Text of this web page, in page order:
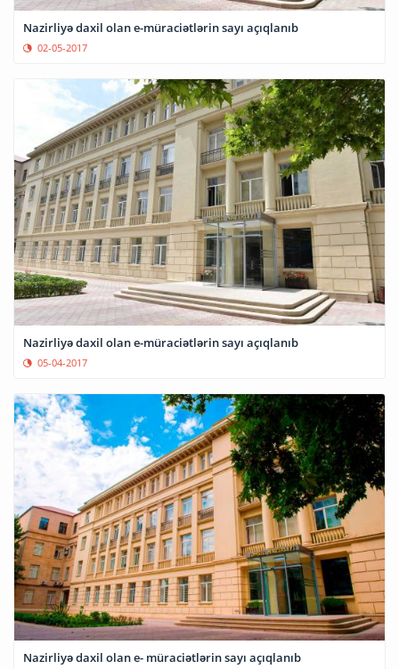
Nazirliyə daxil olan e-müraciətlərin sayı açıqlanıb
02-05-2017
Nazirliyə daxil olan e-müraciətlərin sayı açıqlanıb
05-04-2017
Nazirliyə daxil olan e- müraciətlərin sayı açıqlanıb